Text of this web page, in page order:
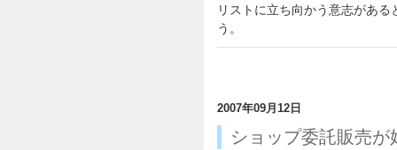
リストに立ち向かう意志があ
う。
2007年09月12日
ショップ委託販売が